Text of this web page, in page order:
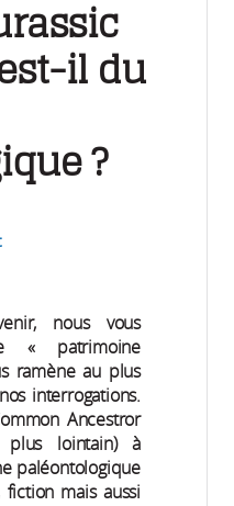
il du
?
nous vous
« patrimoine
ramène au plus
interrogations.
Ancestror
lointain) à
paléontologique
mais aussi